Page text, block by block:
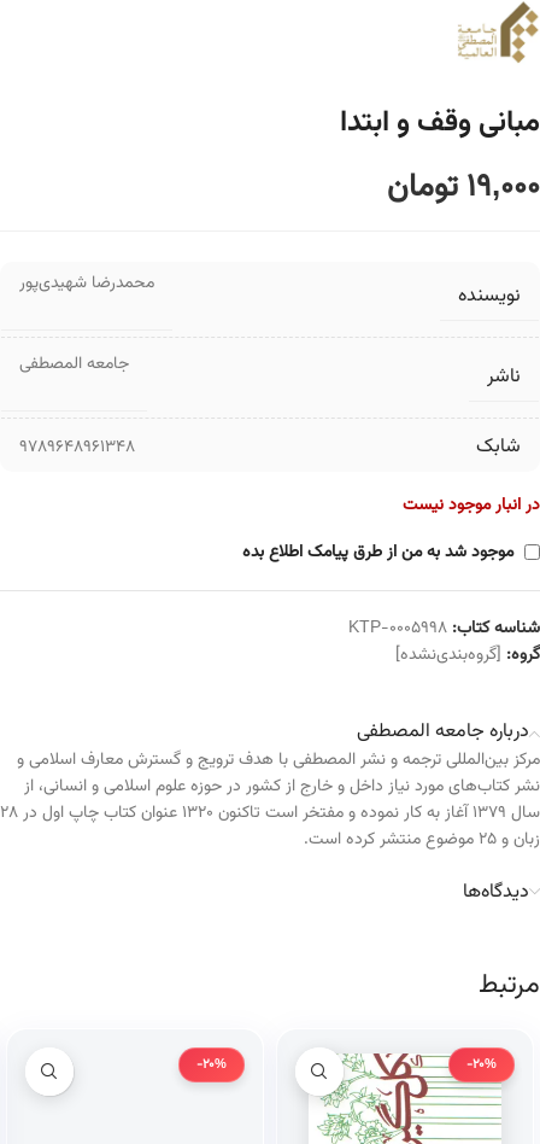
مبانی وقف و ابتدا
19,000تومان
نویسنده محمدرضا شهیدی‌پور
ناشر جامعه المصطفی
شابک 9789648961348
در انبار موجود نیست
موجود شد به من از طرق پیامک اطلاع بده
شناسه کتاب: KTP-0005998
گروه: [گروه‌بندی‌نشده]
درباره جامعه المصطفی
مرکز بین‌المللی ترجمه و نشر المصطفی با هدف ترویج و گسترش معارف اسلامی و
نشر کتاب‌های مورد نیاز داخل و خارج از کشور در حوزه علوم اسلامی و انسانی، از
سال ۱۳۷۹ آغاز به کار نموده و مفتخر است تاکنون ۱۳۲۰ عنوان کتاب چاپ اول در ۲۸
زبان و ۲۵ موضوع منتشر کرده است.
دیدگاه‌ها
مرتبط
-20%
-20%